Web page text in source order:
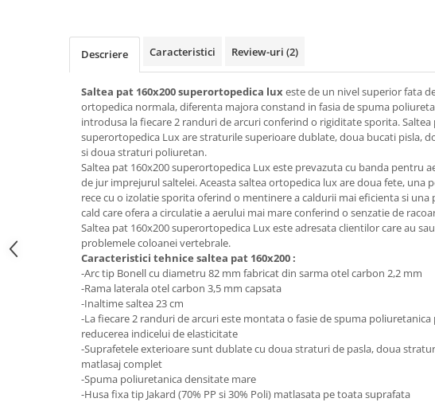
Top saltele memory 5 cm
Saltele ieftine
Saltele cu plasa de arcuri
Saltele cu spuma
Mobilier bucatarie
Mese bucatarie
Mobila bucatarie
Seturi mese si scaune bucatarie
Suporturi si rafturi pantofi
Seturi mobilier hol
Stender haine
Suport pentru umerase
Mobilier gradinita
Mese gradinita
Scaune gradinita
Descriere Caracteristici Review-uri (2)
Saltea pat 160x200 superortopedica luxeste de un nivel superior fata
ortopedica normala, diferenta majora constand in fasia de spuma
introdusa la fiecare 2 randuri de arcuri conferind o rigiditate sporita. Saltea
superortopedica Lux are straturile superioare dublate, doua bucati pisla,
si doua straturi poliuretan.
Saltea pat 160x200 superortopedica Lux este prevazuta cu banda pentru
de jur imprejurul saltelei. Aceasta saltea ortopedica lux are doua fete, una
rece cu o izolatie sporita oferind o mentinere a caldurii mai eficienta si
cald care ofera a circulatie a aerului mai mare conferind o senzatie de
Saltea pat 160x200 superortopedica Lux este adresata clientilor care au
problemele coloanei vertebrale.
Caracteristici tehnice saltea pat 160x200 :
-Arc tip Bonell cu diametru 82 mm fabricat din sarma otel carbon 2,2 mm
-Rama laterala otel carbon 3,5 mm capsata
-Inaltime saltea 23 cm
-La fiecare 2 randuri de arcuri este montata o fasie de spuma
reducerea indicelui de elasticitate
-Suprafetele exterioare sunt dublate cu doua straturi de pasla, doua
matlasaj complet
-Spuma poliuretanica densitate mare
-Husa fixa tip Jakard (70% PP si 30% Poli) matlasata pe toata suprafata